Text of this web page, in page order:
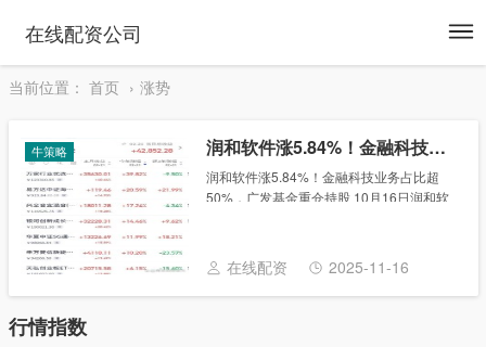
在线配资公司
当前位置： 首页 涨势
牛策略 润和软件涨5.84%！金融科技业务占比超50%，广发基金重仓持股
润和软件涨5.84%！金融科技业务占比超
50%，广发基金重仓持股 10月16日润和软
发稿，报61.58元/股，成交......
在线配资 2025-11-16
行情指数